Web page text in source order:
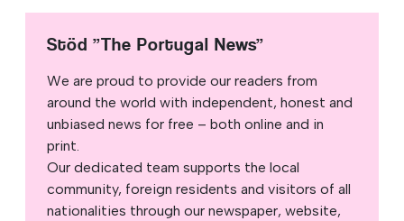
Stöd ”The Portugal News”
We are proud to provide our readers from
around the world with independent, honest and
unbiased news for free – both online and in
print.
Our dedicated team supports the local
community, foreign residents and visitors of all
nationalities through our newspaper, website,